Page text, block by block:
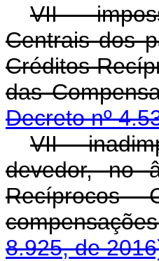
VII -
Centrais dos
Créditos
das
Decreto nº
VII -
devedor, no
Recíprocos -
8.925, de